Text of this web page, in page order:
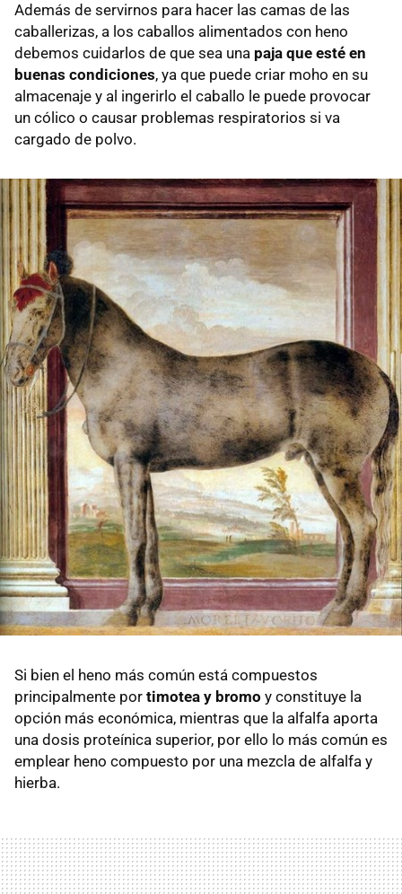
Además de servirnos para hacer las camas de las
caballerizas, a los caballos alimentados con heno
debemos cuidarlos de que sea una paja que esté en
buenas condiciones, ya que puede criar moho en su
almacenaje y al ingerirlo el caballo le puede provocar
un cólico o causar problemas respiratorios si va
cargado de polvo.
Si bien el heno más común está compuestos
principalmente por timotea y bromo y constituye la
opción más económica, mientras que la alfalfa aporta
una dosis proteínica superior, por ello lo más común es
emplear heno compuesto por una mezcla de alfalfa y
hierba.